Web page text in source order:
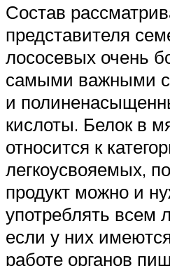
Состав
представителя
лососевых очень
самыми важными
и
кислоты. Белок в
относится к
легкоусвояемых,
продукт можно и
употреблять всем
если у них
работе органов